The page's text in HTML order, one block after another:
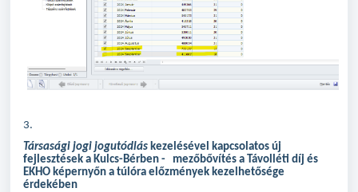
3.
Társasági jogi jogutódlás kezelésével kapcsolatos új
fejlesztések a Kulcs-Bérben - mezőbővítés a Távolléti díj és
EKHO képernyőn a túlóra előzmények kezelhetősége
érdekében